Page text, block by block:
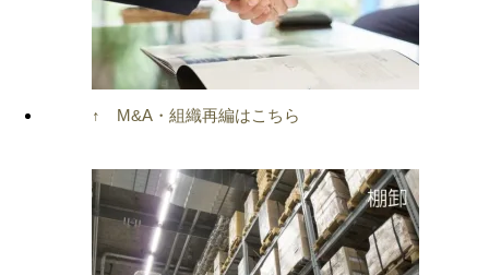
↑ M&A・組織再編はこちら